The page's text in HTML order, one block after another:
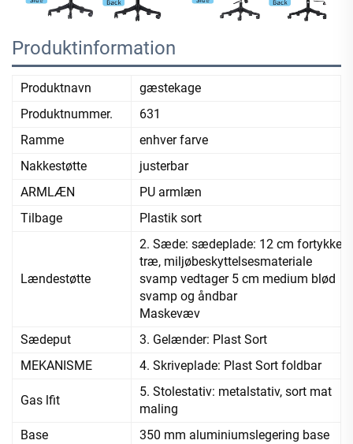
Produktinformation
Produktnavn
gæstekage
Produktnummer.
631
Ramme
enhver farve
Nakkestøtte
justerbar
ARMLÆN
PU armlæn
Tilbage
Plastik sort
Lændestøtte
2. Sæde: sædeplade: 12 cm fortykket
træ, miljøbeskyttelsesmateriale
svamp vedtager 5 cm medium blød
svamp og åndbar
Maskevæv
Sædeput
3. Gelænder: Plast Sort
MEKANISME
4. Skriveplade: Plast Sort foldbar
Gas lfit
5. Stolestativ: metalstativ, sort mat
maling
Base
350 mm aluminiumslegering base